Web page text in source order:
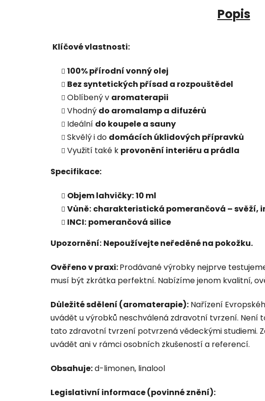
Popis
Klíčové vlastnosti:
100% přírodní vonný olej
Bez syntetických přísad a rozpouštědel
Oblíbený v aromaterapii
Vhodný do aromalamp a difuzérů
Ideální do koupele a sauny
Skvělý i do domácích úklidových přípravků
Využití také k provonění interiéru a prádla
Specifikace:
Objem lahvičky:10 ml
Vůně: charakteristická pomerančová – svěží,
INCI: pomerančová silice
Upozornění: Nepoužívejte neředěné na pokožku.
Ověřeno v praxi:Prodávané výrobky nejprve
musí být zkrátka perfektní. Nabízíme jenom kvalitní,
Důležité sdělení (aromaterapie): Nařízení
uvádět u výrobků neschválená zdravotní tvrzení. Není
tato zdravotní tvrzení potvrzená vědeckými studiemi.
uvádět ani v rámci osobních zkušeností a referencí.
Obsahuje:d-limonen, linalool
Legislativní informace (povinné znění):